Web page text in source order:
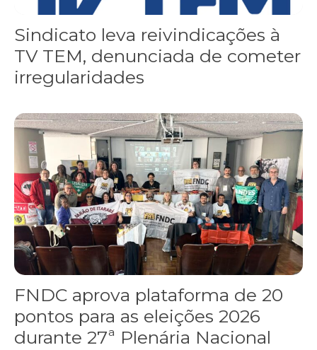
Sindicato leva reivindicações à
TV TEM, denunciada de cometer
irregularidades
FNDC aprova plataforma de 20 pontos para as eleições 2026
FNDC aprova plataforma de 20
pontos para as eleições 2026
durante 27ª Plenária Nacional